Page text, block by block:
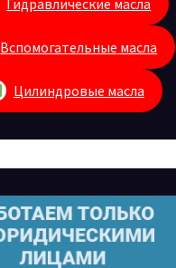
Гидравлические масла
Вспомогательные масла
Цилиндровые масла